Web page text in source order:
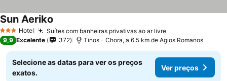
3 EstrelasHotel Suítes com banheiras privativas ao ar livre
Sun Aeriko
9,9 Excelente 372 Tinos - Chora, a 6.5 km de Agios Romanos
Selecione as datas para ver os preços
exatos.
Ver preços